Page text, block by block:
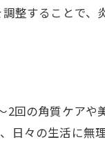
整することで、
回の角質ケアや
日々の生活に無